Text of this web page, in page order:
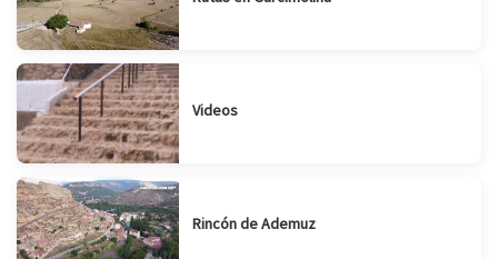
Videos
Rincón de Ademuz